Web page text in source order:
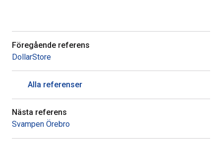
Föregående referens
DollarStore
Alla referenser
Nästa referens
Svampen Örebro